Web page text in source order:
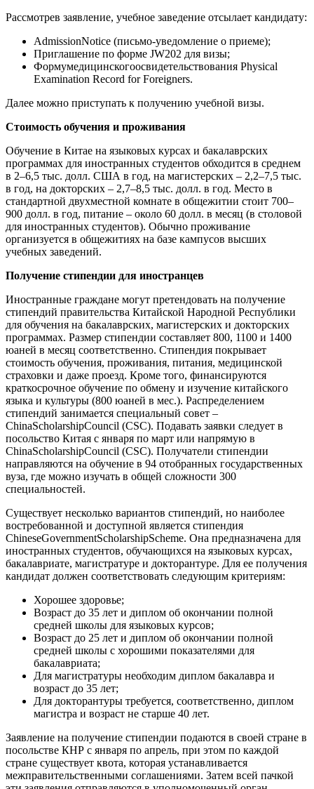
Рассмотрев заявление, учебное заведение отсылает кандидату:
AdmissionNotice (письмо-уведомление о приеме);
Приглашение по форме JW202 для визы;
Формумедицинскогоосвидетельствования Physical
Examination Record for Foreigners.
Далее можно приступать к получению учебной визы.
Стоимость обучения и проживания
Обучение в Китае на языковых курсах и бакалаврских
программах для иностранных студентов обходится в среднем
в 2–6,5 тыс. долл. США в год, на магистерских – 2,2–7,5 тыс.
в год, на докторских – 2,7–8,5 тыс. долл. в год. Место в
стандартной двухместной комнате в общежитии стоит 700–
900 долл. в год, питание – около 60 долл. в месяц (в столовой
для иностранных студентов). Обычно проживание
организуется в общежитиях на базе кампусов высших
учебных заведений.
Получение стипендии для иностранцев
Иностранные граждане могут претендовать на получение
стипендий правительства Китайской Народной Республики
для обучения на бакалаврских, магистерских и докторских
программах. Размер стипендии составляет 800, 1100 и 1400
юаней в месяц соответственно. Стипендия покрывает
стоимость обучения, проживания, питания, медицинской
страховки и даже проезд. Кроме того, финансируются
краткосрочное обучение по обмену и изучение китайского
языка и культуры (800 юаней в мес.). Распределением
стипендий занимается специальный совет –
ChinaScholarshipCouncil (CSC). Подавать заявки следует в
посольство Китая с января по март или напрямую в
ChinaScholarshipCouncil (CSC). Получатели стипендии
направляются на обучение в 94 отобранных государственных
вуза, где можно изучать в общей сложности 300
специальностей.
Существует несколько вариантов стипендий, но наиболее
востребованной и доступной является стипендия
ChineseGovernmentScholarshipScheme. Она предназначена для
иностранных студентов, обучающихся на языковых курсах,
бакалавриате, магистратуре и докторантуре. Для ее получения
кандидат должен соответствовать следующим критериям:
Хорошее здоровье;
Возраст до 35 лет и диплом об окончании полной
средней школы для языковых курсов;
Возраст до 25 лет и диплом об окончании полной
средней школы с хорошими показателями для
бакалавриата;
Для магистратуры необходим диплом бакалавра и
возраст до 35 лет;
Для докторантуры требуется, соответственно, диплом
магистра и возраст не старше 40 лет.
Заявление на получение стипендии подаются в своей стране в
посольстве КНР с января по апрель, при этом по каждой
стране существует квота, которая устанавливается
межправительственными соглашениями. Затем всей пачкой